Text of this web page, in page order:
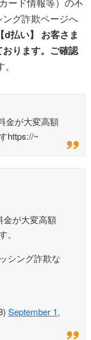
グ詐欺ページへ
d払い】 お客さま
ります。ご確認
金が大変高額
https://~
金が大変高額
。
シング詐欺な
September 1,